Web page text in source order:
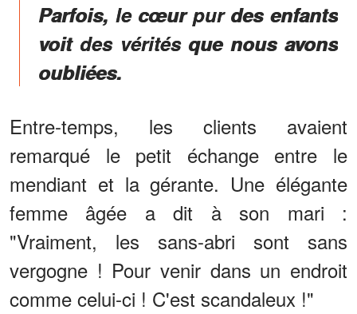
Parfois, le cœur pur des enfants
voit des vérités que nous avons
oubliées.
Entre-temps, les clients avaient
remarqué le petit échange entre le
mendiant et la gérante. Une élégante
femme âgée a dit à son mari :
"Vraiment, les sans-abri sont sans
vergogne ! Pour venir dans un endroit
comme celui-ci ! C'est scandaleux !"